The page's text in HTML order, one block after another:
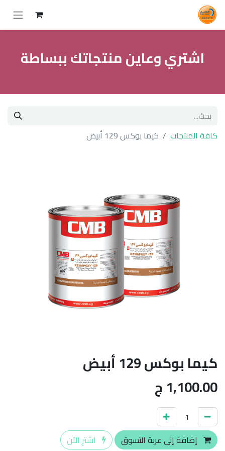
اشتري وعاين منتجاتك ببساطة
كافة المنتجات كيما بوكس 129 أبيض
كيما بوكس 129 أبيض
1,100.00ج
إضافة إلى عربة التسوق اشترِ الآن